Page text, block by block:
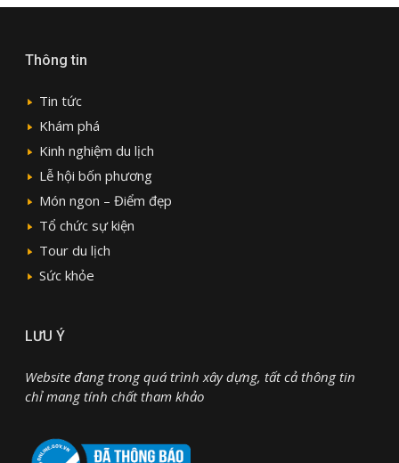
Thông tin
Tin tức
Khám phá
Kinh nghiệm du lịch
Lễ hội bốn phương
Món ngon – Điểm đẹp
Tổ chức sự kiện
Tour du lịch
Sức khỏe
LƯU Ý
Website đang trong quá trình xây dựng, tất cả thông tin
chỉ mang tính chất tham khảo